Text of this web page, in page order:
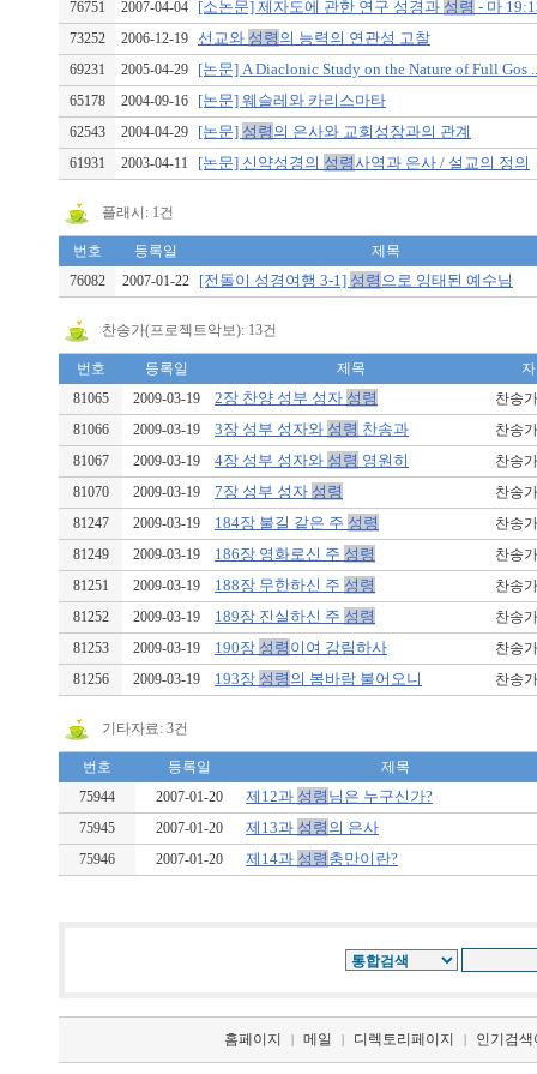
76751 2007-04-04 [소논문] 제자도에 관한 연구 성경과 성령 - 마
73252 2006-12-19 선교와 성령 의 능력의 연관성 고찰
69231 2005-04-29 [논문] A Diaclonic Study on the Nature of Full Gos
65178 2004-09-16 [논문] 웨슬레와 카리스마타
62543 2004-04-29 [논문] 성령 의 은사와 교회성장과의 관계
61931 2003-04-11 [논문] 신약성경의 성령사역과 은사 / 설교의 정의
플래시: 1건
번호 등록일
제목
76082
2007-01-22 [전돌이 성경여행 3-1] 성령 으로 잉태된 예수님
찬송가(프로젝트악보): 13건
번호 등록일 제목
81065
2009-03-19 2장 찬양 성부 성자 성령
찬송
81066
2009-03-19 3장 성부 성자와 성령 찬송과
찬송
81067
2009-03-19 4장 성부 성자와 성령 영원히
찬송
81070
2009-03-19 7장 성부 성자 성령
찬송
81247
2009-03-19 184장 불길 같은 주 성령
찬송
81249
2009-03-19 186장 영화로신 주 성령
찬송
81251
2009-03-19 188장 무한하신 주 성령
찬송
81252
2009-03-19 189장 진실하신 주 성령
찬송
81253
2009-03-19 190장 성령 이여 강림하사
찬송
81256
2009-03-19 193장 성령 의 봄바람 불어오니 찬송
기타자료: 3건
번호 등록일
제목
75944
2007-01-20 제12과 성령 님은 누구신가?
75945 2007-01-20 제13과 성령 의 은사
75946 2007-01-20 제14과 성령 충만이란?
홈페이지 | 메일 | 디렉토리페이지 | 인기검색